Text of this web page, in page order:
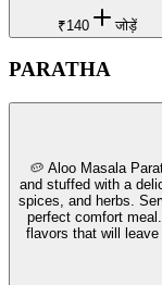
₹140 जोड़ें
PARATHA
🥔 Aloo Masala Paratha 🌿 Crispy on the outside,
and stuffed with a
spices, and herbs. Served hot with butter, curd, and tangy pickle for the
perfect comfort
flavors that will leave you craving